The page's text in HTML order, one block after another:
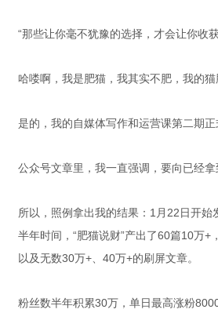
“那些让你毫不犹豫的选择，才会让你收
哈喽啊，我是肥猫，我其实不肥，我的猫
是的，我的自媒体写作和运营课第二期正
公众号文章里，我一直强调，要向已经拿
所以，照例拿出我的结果：1月22日开始
半年时间，“肥猫说财”产出了60篇10万+
以及无数30万+、40万+的刷屏文章。
粉丝数半年积累30万，单日最高涨粉